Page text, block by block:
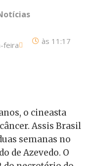
feira às 11:17
o cineasta
Assis Brasil
semanas no
de Azevedo. O